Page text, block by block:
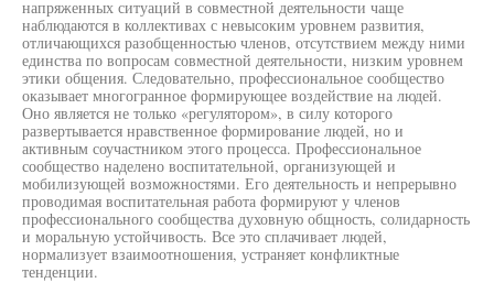
напряженных ситуаций в совместной деятельности чаще
наблюдаются в коллективах с невысоким уровнем развития,
отличающихся разобщенностью членов, отсутствием между ними
единства по вопросам совместной деятельности, низким уровнем
этики общения. Следовательно, профессиональное сообщество
оказывает многогранное формирующее воздействие на людей.
Оно является не только «регулятором», в силу которого
развертывается нравственное формирование людей, но и
активным соучастником этого процесса. Профессиональное
сообщество наделено воспитательной, организующей и
мобилизующей возможностями. Его деятельность и непрерывно
проводимая воспитательная работа формируют у членов
профессионального сообщества духовную общность, солидарность
и моральную устойчивость. Все это сплачивает людей,
нормализует взаимоотношения, устраняет конфликтные
тенденции.